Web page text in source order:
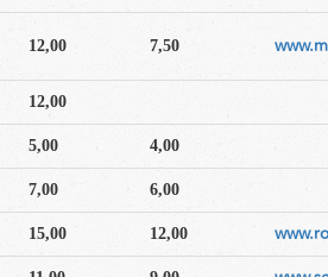
12,00 7,50
12,00
5,00 4,00
7,00 6,00
15,00 12,00